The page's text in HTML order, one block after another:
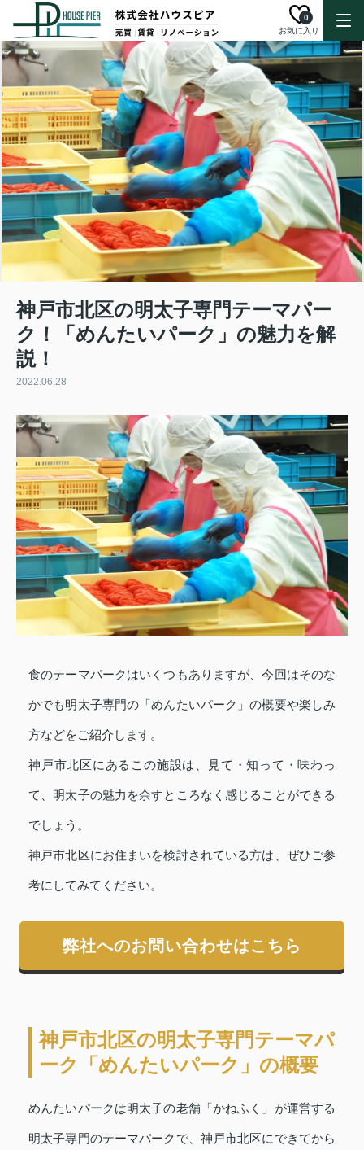
お気に入り
0
神戸市北区の明太子専門テーマパー
ク！「めんたいパーク」の魅力を解
説！
2022.06.28
食のテーマパークはいくつもありますが、今回はそのな
かでも明太子専門の「めんたいパーク」の概要や楽しみ
方などをご紹介します。
神戸市北区にあるこの施設は、見て・知って・味わっ
て、明太子の魅力を余すところなく感じることができる
でしょう。
神戸市北区にお住まいを検討されている方は、ぜひご参
考にしてみてください。
弊社へのお問い合わせはこちら
神戸市北区の明太子専門テーマパ
ーク「めんたいパーク」の概要
めんたいパークは明太子の老舗「かねふく」が運営する
明太子専門のテーマパークで、神戸市北区にできてから